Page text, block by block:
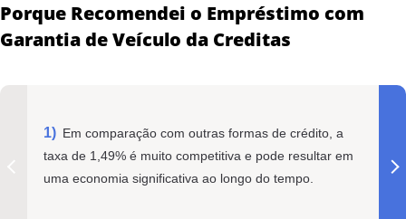
Porque Recomendei o Empréstimo com
Garantia de Veículo da Creditas
Em comparação com outras formas de crédito, a
taxa de 1,49% é muito competitiva e pode resultar em
uma economia significativa ao longo do tempo.